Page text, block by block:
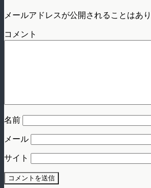
メールアドレスが公開されることはあり
コメント
名前
メール
サイト